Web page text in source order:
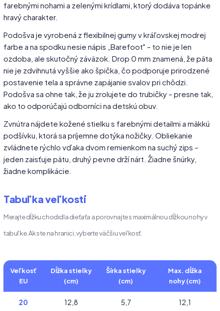
farebnými nohami a zelenými krídlami, ktorý dodáva topánke
hravý charakter.
Podošva je vyrobená z flexibilnej gumy v kráľovskej modrej
farbe a na spodku nesie nápis „Barefoot" – to nie je len
ozdoba, ale skutočný záväzok. Drop 0 mm znamená, že päta
nie je zdvihnutá vyššie ako špička, čo podporuje prirodzené
postavenie tela a správne zapájanie svalov pri chôdzi.
Podošva sa ohne tak, že ju zrolujete do trubičky – presne tak,
ako to odporúčajú odborníci na detskú obuv.
Zvnútra nájdete kožené stielku s farebnými detailmi a mäkkú
podšívku, ktorá sa príjemne dotýka nožičky. Obliekanie
zvládnete rýchlo vďaka dvom remienkom na suchý zips –
jeden zaisťuje pätu, druhý pevne drží nárt. Žiadne šnúrky,
žiadne komplikácie.
Tabuľka veľkostí
Merajte dĺžku chodidla dieťaťa a porovnajte s maximálnou dĺžkou nohy v
tabuľke. Ak ste na hranici, vyberte väčšiu veľkosť.
Veľkosť
EU
Dĺžka stielky
(cm)
Šírka stielky
(cm)
Max. dĺžka
nohy (cm)
20 12,8 5,7 12,1